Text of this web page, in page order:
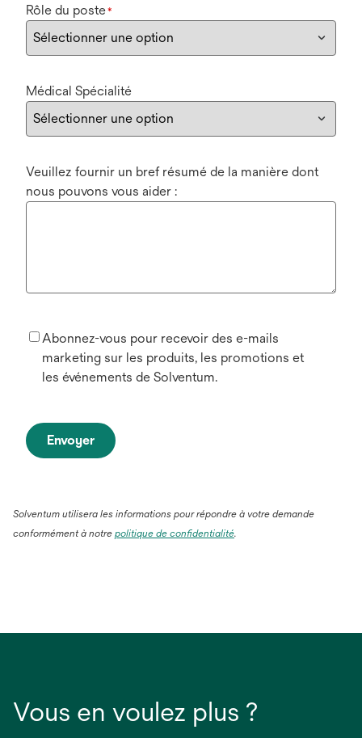
Rôle du poste*
Médical Spécialité
Veuillez fournir un bref résumé de la manière dont
nous pouvons vous aider :
Abonnez-vous pour recevoir des e-mails
marketing sur les produits, les promotions et
les événements de Solventum.
Envoyer
Solventum utilisera les informations pour répondre à votre demande
conformément à notre politique de confidentialité.
Vous en voulez plus ?